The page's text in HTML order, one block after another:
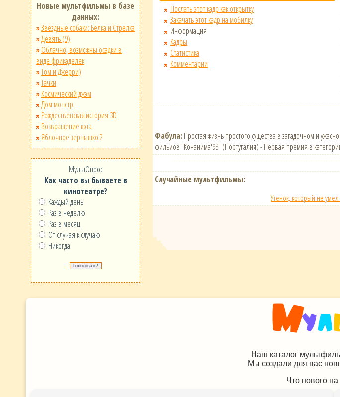
Новые мультфильмы в базе
данных:
Звёздные собаки: Белка и Стрелка
Девять (9)
Облачно, возможны осадки в
виде фрикаделек
Том и Джерри)
Тачки
Космический джэм
Дом монстр
Рождественская история 3D
Возвращение кота
Яблочное зернышко 2
МультОпрос
Как часто вы бываете в
кинотеатре?
Каждый день
Раз в неделю
Раз в месяц
От случая к случаю
Никогда
Послать этот кадр как открытку
Закачать этот кадр на мобилку
Информация
Кадры
Статистика
Комментарии
Фабула: Простая жизнь простого существа в загадочном и
фильмов "Конанима'93" (Португалия) - Первая премия в
Случайные мультфильмы:
Утенок, который не
Наш каталог
Мы создали для вас
Что нового